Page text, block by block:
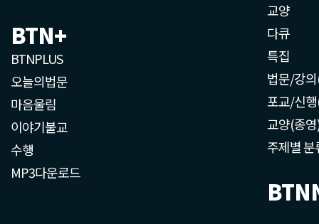
BTN+
BTNPLUS
오늘의법문
마음울림
이야기불교
수행
MP3다운로드
교양
다큐
특집
법문/강
포교/신
교양(종
주제별 분